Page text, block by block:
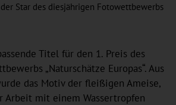
Star des diesjährigen Fotowettbewerbs
Titel für den 1. Preis des
„Naturschätze Europas“. Aus
das Motiv der fleißigen Ameise,
Arbeit mit einem Wassertropfen